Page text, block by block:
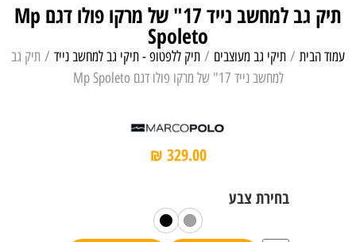
תיק גב למחשב נייד 17" של מרקו פולו דגם Mp
Spoleto
עמוד הבית / תיקי גב מעוצבים / תיק ללפטופ - תיקי גב למחשב נייד / תיק גב
למחשב נייד 17" של מרקו פולו דגם Mp Spoleto
₪ 329.00